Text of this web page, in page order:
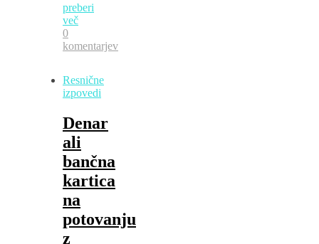
preberi
več
0
komentarjev
Resnične
izpovedi
Denar
ali
bančna
kartica
na
potovanju
z